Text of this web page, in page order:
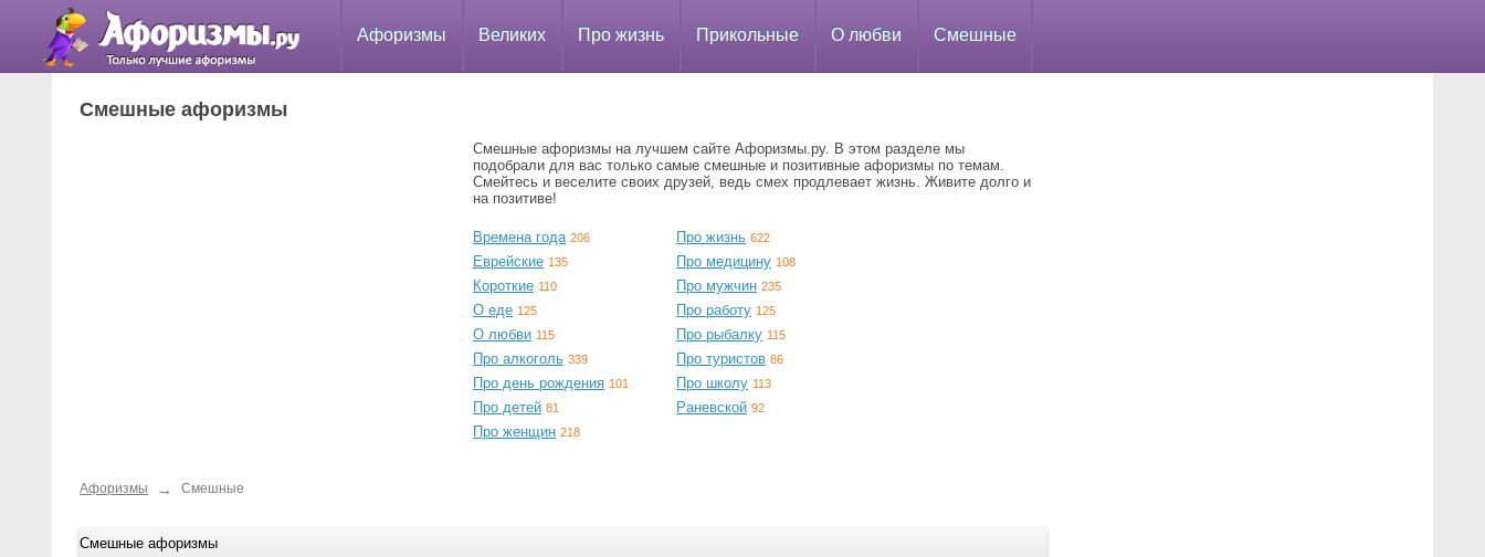
Афоризмы Великих Про жизнь Прикольные О любви Смешные
Смешные афоризмы
Смешные афоризмы на лучшем сайте Афоризмы.ру. В этом разделе мы
подобрали для вас только самые смешные и позитивные афоризмы по темам.
Смейтесь и веселите своих друзей, ведь смех продлевает жизнь. Живите долго и
на позитиве!
Времена года 206
Еврейские 135
Короткие 110
О еде 125
О любви 115
Про алкоголь 339
Про день рождения 101
Про детей 81
Про женщин 218
Про жизнь 622
Про медицину 108
Про мужчин 235
Про работу 125
Про рыбалку 115
Про туристов 86
Про школу 113
Раневской 92
Афоризмы → Смешные
Смешные афоризмы